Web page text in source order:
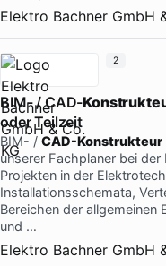
Elektro Bachner GmbH
BIM- / CAD-
oder Teilzeit
BIM- / CAD-Konstrukteur
unserer Fachplaner bei
Projekten in der
Installationsschemata,
Bereichen der
und …
Elektro Bachner GmbH
2